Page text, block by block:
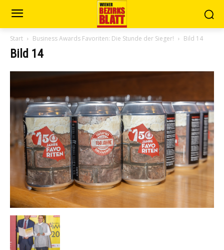
Start Business Awards Favoriten: Die Stunde der Sieger! Bild 14
Bild 14